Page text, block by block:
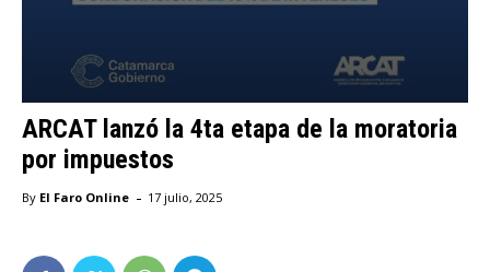
ARCAT lanzó la 4ta etapa de la moratoria
por impuestos
By El Faro Online - 17 julio, 2025